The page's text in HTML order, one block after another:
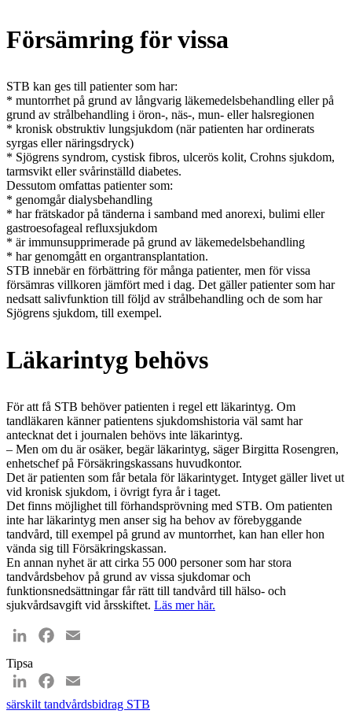
Försämring för vissa
STB kan ges till patienter som har:
* muntorrhet på grund av långvarig läkemedelsbehandling eller på
grund av strålbehandling i öron-, näs-, mun- eller halsregionen
* kronisk obstruktiv lungsjukdom (när patienten har ordinerats
syrgas eller näringsdryck)
* Sjögrens syndrom, cystisk fibros, ulcerös kolit, Crohns sjukdom,
tarmsvikt eller svårinställd diabetes.
Dessutom omfattas patienter som:
* genomgår dialysbehandling
* har frätskador på tänderna i samband med anorexi, bulimi eller
gastroesofageal refluxsjukdom
* är immunsupprimerade på grund av läkemedelsbehandling
* har genomgått en organtransplantation.
STB innebär en förbättring för många patienter, men för vissa
försämras villkoren jämfört med i dag. Det gäller patienter som har
nedsatt salivfunktion till följd av strålbehandling och de som har
Sjögrens sjukdom, till exempel.
Läkarintyg behövs
För att få STB behöver patienten i regel ett läkarintyg. Om
tandläkaren känner patientens sjukdomshistoria väl samt har
antecknat det i journalen behövs inte läkarintyg.
– Men om du är osäker, begär läkarintyg, säger Birgitta Rosengren,
enhetschef på Försäkringskassans huvudkontor.
Det är patienten som får betala för läkarintyget. Intyget gäller livet ut
vid kronisk sjukdom, i övrigt fyra år i taget.
Det finns möjlighet till förhandsprövning med STB. Om patienten
inte har läkarintyg men anser sig ha behov av förebyggande
tandvård, till exempel på grund av muntorrhet, kan han eller hon
vända sig till Försäkringskassan.
En annan nyhet är att cirka 55 000 personer som har stora
tandvårdsbehov på grund av vissa sjukdomar och
funktionsnedsättningar får rätt till tandvård till hälso- och
sjukvårdsavgift vid årsskiftet. Läs mer här.
LinkedInFacebook
Tipsa
LinkedInFacebook
särskilt tandvårdsbidrag STB